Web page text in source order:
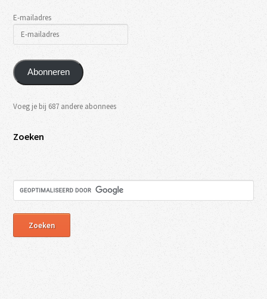
E-mailadres
Abonneren
Voeg je bij 687 andere abonnees
Zoeken